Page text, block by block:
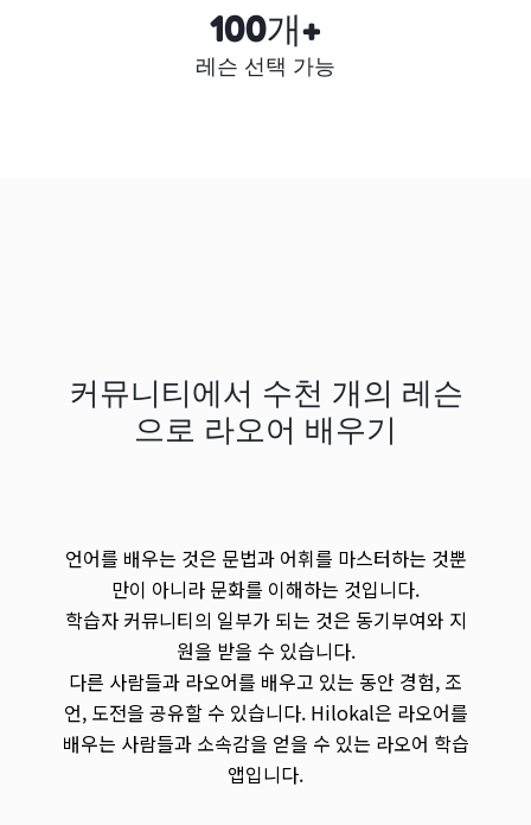
100개+
레슨 선택 가능
커뮤니티에서 수천 개의 레슨
으로 라오어 배우기
언어를 배우는 것은 문법과 어휘를 마스터하는 것뿐
만이 아니라 문화를 이해하는 것입니다.
학습자 커뮤니티의 일부가 되는 것은 동기부여와 지
원을 받을 수 있습니다.
다른 사람들과 라오어를 배우고 있는 동안 경험, 조
언, 도전을 공유할 수 있습니다. Hilokal은 라오어를
배우는 사람들과 소속감을 얻을 수 있는 라오어 학습
앱입니다.